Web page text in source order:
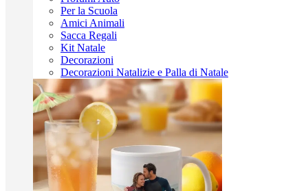
Per la Scuola
Amici Animali
Sacca Regali
Kit Natale
Decorazioni
Decorazioni Natalizie e Palla di Natale